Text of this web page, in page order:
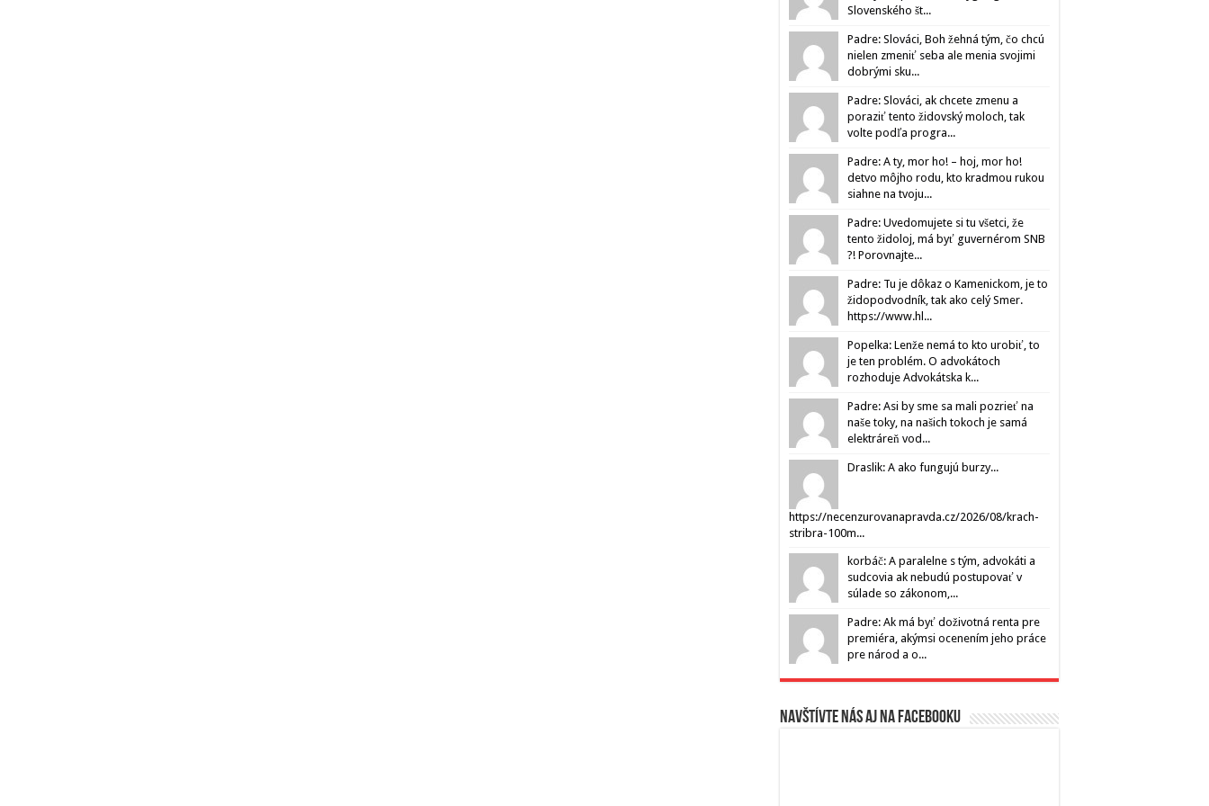
Slovenského št...
Padre: Slováci, Boh žehná tým, čo chcú
nielen zmeniť seba ale menia svojimi
dobrými sku...
Padre: Slováci, ak chcete zmenu a
poraziť tento židovský moloch, tak
volte podľa progra...
Padre: A ty, mor ho! – hoj, mor ho!
detvo môjho rodu, kto kradmou rukou
siahne na tvoju...
Padre: Uvedomujete si tu všetci, že
tento židoloj, má byť guvernérom SNB
?! Porovnajte...
Padre: Tu je dôkaz o Kamenickom, je to
židopodvodník, tak ako celý Smer.
https://www.hl...
Popelka: Lenže nemá to kto urobiť, to
je ten problém. O advokátoch
rozhoduje Advokátska k...
Padre: Asi by sme sa mali pozrieť na
naše toky, na našich tokoch je samá
elektráreň vod...
Draslik: A ako fungujú burzy...
https://necenzurovanapravda.cz/2026/08/krach-
stribra-100m...
korbáč: A paralelne s tým, advokáti a
sudcovia ak nebudú postupovať v
súlade so zákonom,...
Padre: Ak má byť doživotná renta pre
premiéra, akýmsi ocenením jeho práce
pre národ a o...
Navštívte nás aj na Facebooku